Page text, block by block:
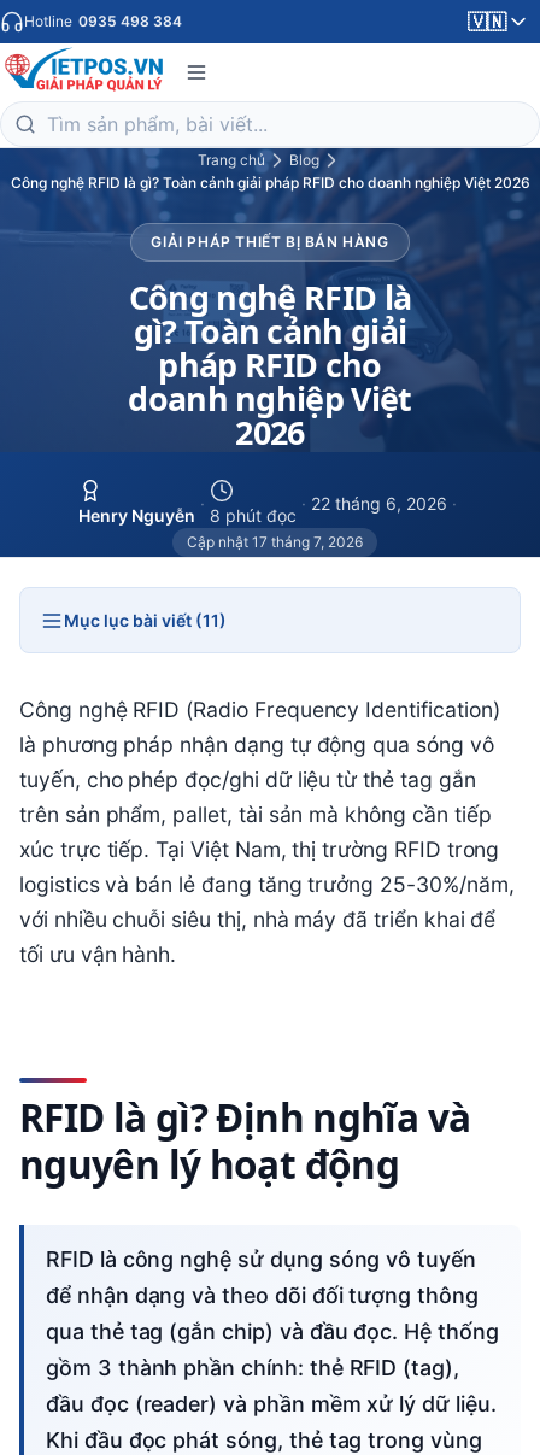
Hotline 0935 498 384 🇻🇳
Trang chủ
Blog
Công nghệ RFID là gì? Toàn cảnh giải pháp RFID cho doanh nghiệp Việt 2026
GIẢI PHÁP THIẾT BỊ BÁN HÀNG
Công nghệ RFID là
gì? Toàn cảnh giải
pháp RFID cho
doanh nghiệp Việt
2026
Henry Nguyễn
·
8 phút đọc
· 22 tháng 6, 2026 ·
Cập nhật 17 tháng 7, 2026
Mục lục bài viết (11)
Công nghệ RFID (Radio Frequency Identification)
là phương pháp nhận dạng tự động qua sóng vô
tuyến, cho phép đọc/ghi dữ liệu từ thẻ tag gắn
trên sản phẩm, pallet, tài sản mà không cần tiếp
xúc trực tiếp. Tại Việt Nam, thị trường RFID trong
logistics và bán lẻ đang tăng trưởng 25-30%/năm,
với nhiều chuỗi siêu thị, nhà máy đã triển khai để
tối ưu vận hành.
RFID là gì? Định nghĩa và
nguyên lý hoạt động
RFID là công nghệ sử dụng sóng vô tuyến
để nhận dạng và theo dõi đối tượng thông
qua thẻ tag (gắn chip) và đầu đọc. Hệ thống
gồm 3 thành phần chính: thẻ RFID (tag),
đầu đọc (reader) và phần mềm xử lý dữ liệu.
Khi đầu đọc phát sóng, thẻ tag trong vùng